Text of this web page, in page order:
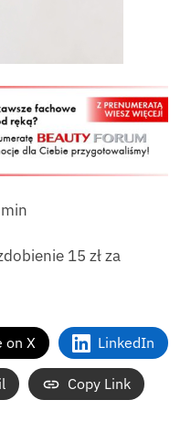
15 zł za
on X LinkedIn
Copy Link